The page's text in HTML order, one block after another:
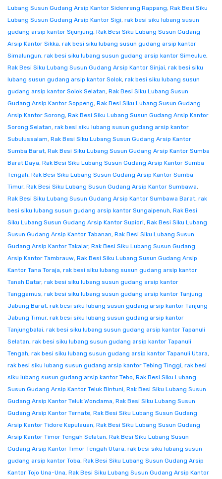
Lubang Susun Gudang Arsip Kantor Sidenreng Rappang, Rak Besi Siku
Lubang Susun Gudang Arsip Kantor Sigi, rak besi siku lubang susun
gudang arsip kantor Sijunjung, Rak Besi Siku Lubang Susun Gudang
Arsip Kantor Sikka, rak besi siku lubang susun gudang arsip kantor
Simalungun, rak besi siku lubang susun gudang arsip kantor Simeulue,
Rak Besi Siku Lubang Susun Gudang Arsip Kantor Sinjai, rak besi siku
lubang susun gudang arsip kantor Solok, rak besi siku lubang susun
gudang arsip kantor Solok Selatan, Rak Besi Siku Lubang Susun
Gudang Arsip Kantor Soppeng, Rak Besi Siku Lubang Susun Gudang
Arsip Kantor Sorong, Rak Besi Siku Lubang Susun Gudang Arsip Kantor
Sorong Selatan, rak besi siku lubang susun gudang arsip kantor
Subulussalam, Rak Besi Siku Lubang Susun Gudang Arsip Kantor
Sumba Barat, Rak Besi Siku Lubang Susun Gudang Arsip Kantor Sumba
Barat Daya, Rak Besi Siku Lubang Susun Gudang Arsip Kantor Sumba
Tengah, Rak Besi Siku Lubang Susun Gudang Arsip Kantor Sumba
Timur, Rak Besi Siku Lubang Susun Gudang Arsip Kantor Sumbawa,
Rak Besi Siku Lubang Susun Gudang Arsip Kantor Sumbawa Barat, rak
besi siku lubang susun gudang arsip kantor Sungaipenuh, Rak Besi
Siku Lubang Susun Gudang Arsip Kantor Supiori, Rak Besi Siku Lubang
Susun Gudang Arsip Kantor Tabanan, Rak Besi Siku Lubang Susun
Gudang Arsip Kantor Takalar, Rak Besi Siku Lubang Susun Gudang
Arsip Kantor Tambrauw, Rak Besi Siku Lubang Susun Gudang Arsip
Kantor Tana Toraja, rak besi siku lubang susun gudang arsip kantor
Tanah Datar, rak besi siku lubang susun gudang arsip kantor
Tanggamus, rak besi siku lubang susun gudang arsip kantor Tanjung
Jabung Barat, rak besi siku lubang susun gudang arsip kantor Tanjung
Jabung Timur, rak besi siku lubang susun gudang arsip kantor
Tanjungbalai, rak besi siku lubang susun gudang arsip kantor Tapanuli
Selatan, rak besi siku lubang susun gudang arsip kantor Tapanuli
Tengah, rak besi siku lubang susun gudang arsip kantor Tapanuli Utara,
rak besi siku lubang susun gudang arsip kantor Tebing Tinggi, rak besi
siku lubang susun gudang arsip kantor Tebo, Rak Besi Siku Lubang
Susun Gudang Arsip Kantor Teluk Bintuni, Rak Besi Siku Lubang Susun
Gudang Arsip Kantor Teluk Wondama, Rak Besi Siku Lubang Susun
Gudang Arsip Kantor Ternate, Rak Besi Siku Lubang Susun Gudang
Arsip Kantor Tidore Kepulauan, Rak Besi Siku Lubang Susun Gudang
Arsip Kantor Timor Tengah Selatan, Rak Besi Siku Lubang Susun
Gudang Arsip Kantor Timor Tengah Utara, rak besi siku lubang susun
gudang arsip kantor Toba, Rak Besi Siku Lubang Susun Gudang Arsip
Kantor Tojo Una-Una, Rak Besi Siku Lubang Susun Gudang Arsip Kantor